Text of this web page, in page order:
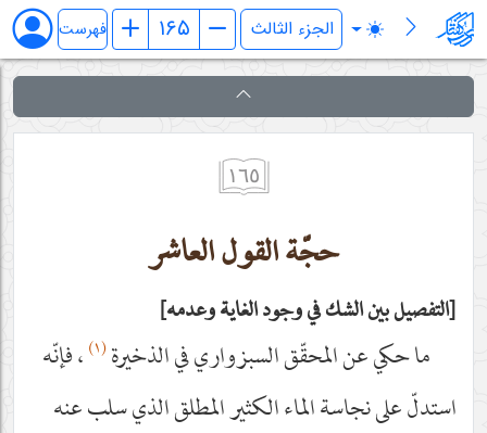
فرائد الاصول (رسائل) فهرست
١٦٥
حجّة القول العاشر
التفصيل بين الشك في وجود الغاية وعدمه
ما حكي عن المحقّق السبزواري في الذخيرة(١) ، فإنّه
استدلّ على نجاسة الماء الكثير المطلق الذي سلب عنه